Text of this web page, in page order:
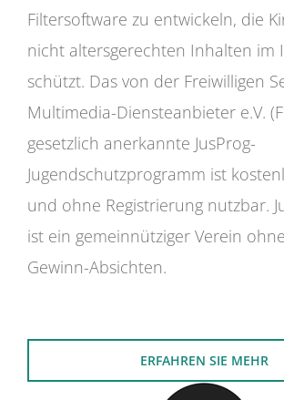
Filtersoftware zu entwickeln, die
nicht altersgerechten Inhalten im
schützt. Das von der Freiwilligen
Multimedia-Diensteanbieter e.V.
gesetzlich anerkannte JusProg-
Jugendschutzprogramm ist
und ohne Registrierung nutzbar.
ist ein gemeinnütziger Verein
Gewinn-Absichten.
ERFAHREN SIE MEHR